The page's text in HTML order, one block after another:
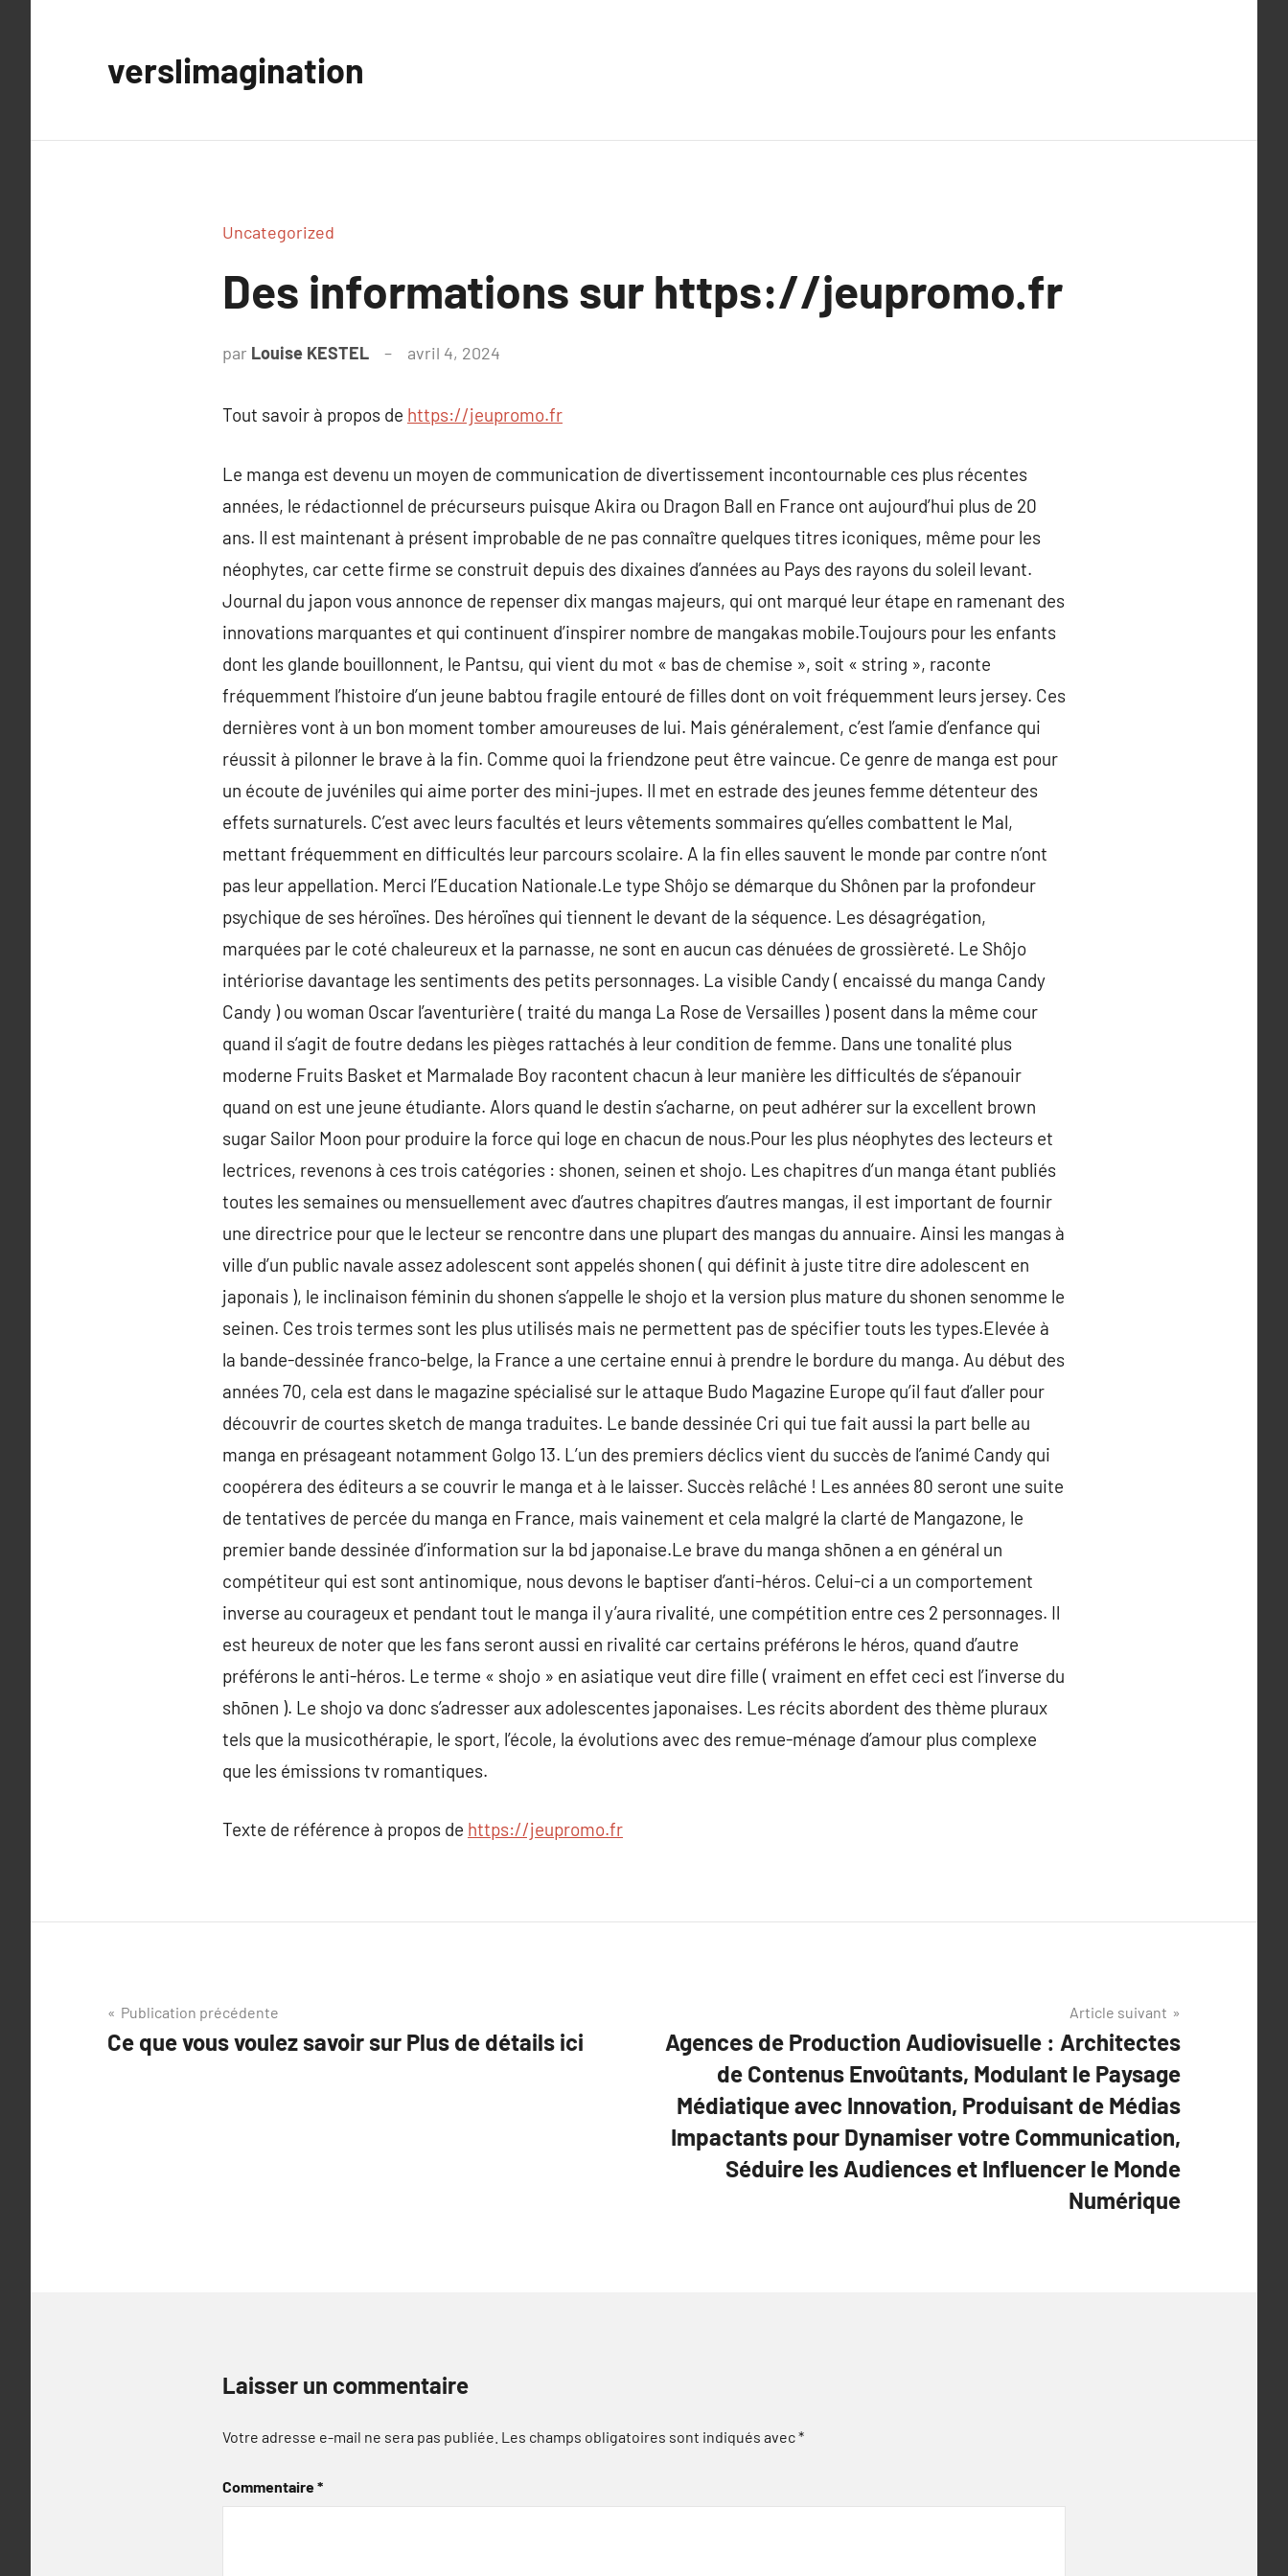
verslimagination
Uncategorized
Des informations sur https://jeupromo.fr
par Louise KESTEL avril 4, 2024
Tout savoir à propos de https://jeupromo.fr
Le manga est devenu un moyen de communication de divertissement incontournable ces plus récentes
années, le rédactionnel de précurseurs puisque Akira ou Dragon Ball en France ont aujourd’hui plus de 20
ans. Il est maintenant à présent improbable de ne pas connaître quelques titres iconiques, même pour les
néophytes, car cette firme se construit depuis des dixaines d’années au Pays des rayons du soleil levant.
Journal du japon vous annonce de repenser dix mangas majeurs, qui ont marqué leur étape en ramenant des
innovations marquantes et qui continuent d’inspirer nombre de mangakas mobile.Toujours pour les enfants
dont les glande bouillonnent, le Pantsu, qui vient du mot « bas de chemise », soit « string », raconte
fréquemment l’histoire d’un jeune babtou fragile entouré de filles dont on voit fréquemment leurs jersey. Ces
dernières vont à un bon moment tomber amoureuses de lui. Mais généralement, c’est l’amie d’enfance qui
réussit à pilonner le brave à la fin. Comme quoi la friendzone peut être vaincue. Ce genre de manga est pour
un écoute de juvéniles qui aime porter des mini-jupes. Il met en estrade des jeunes femme détenteur des
effets surnaturels. C’est avec leurs facultés et leurs vêtements sommaires qu’elles combattent le Mal,
mettant fréquemment en difficultés leur parcours scolaire. A la fin elles sauvent le monde par contre n’ont
pas leur appellation. Merci l’Education Nationale.Le type Shôjo se démarque du Shônen par la profondeur
psychique de ses héroïnes. Des héroïnes qui tiennent le devant de la séquence. Les désagrégation,
marquées par le coté chaleureux et la parnasse, ne sont en aucun cas dénuées de grossièreté. Le Shôjo
intériorise davantage les sentiments des petits personnages. La visible Candy ( encaissé du manga Candy
Candy ) ou woman Oscar l’aventurière ( traité du manga La Rose de Versailles ) posent dans la même cour
quand il s’agit de foutre dedans les pièges rattachés à leur condition de femme. Dans une tonalité plus
moderne Fruits Basket et Marmalade Boy racontent chacun à leur manière les difficultés de s’épanouir
quand on est une jeune étudiante. Alors quand le destin s’acharne, on peut adhérer sur la excellent brown
sugar Sailor Moon pour produire la force qui loge en chacun de nous.Pour les plus néophytes des lecteurs et
lectrices, revenons à ces trois catégories : shonen, seinen et shojo. Les chapitres d’un manga étant publiés
toutes les semaines ou mensuellement avec d’autres chapitres d’autres mangas, il est important de fournir
une directrice pour que le lecteur se rencontre dans une plupart des mangas du annuaire. Ainsi les mangas à
ville d’un public navale assez adolescent sont appelés shonen ( qui définit à juste titre dire adolescent en
japonais ), le inclinaison féminin du shonen s’appelle le shojo et la version plus mature du shonen senomme le
seinen. Ces trois termes sont les plus utilisés mais ne permettent pas de spécifier touts les types.Elevée à
la bande-dessinée franco-belge, la France a une certaine ennui à prendre le bordure du manga. Au début des
années 70, cela est dans le magazine spécialisé sur le attaque Budo Magazine Europe qu’il faut d’aller pour
découvrir de courtes sketch de manga traduites. Le bande dessinée Cri qui tue fait aussi la part belle au
manga en présageant notamment Golgo 13. L’un des premiers déclics vient du succès de l’animé Candy qui
coopérera des éditeurs a se couvrir le manga et à le laisser. Succès relâché ! Les années 80 seront une suite
de tentatives de percée du manga en France, mais vainement et cela malgré la clarté de Mangazone, le
premier bande dessinée d’information sur la bd japonaise.Le brave du manga shōnen a en général un
compétiteur qui est sont antinomique, nous devons le baptiser d’anti-héros. Celui-ci a un comportement
inverse au courageux et pendant tout le manga il y’aura rivalité, une compétition entre ces 2 personnages. Il
est heureux de noter que les fans seront aussi en rivalité car certains préférons le héros, quand d’autre
préférons le anti-héros. Le terme « shojo » en asiatique veut dire fille ( vraiment en effet ceci est l’inverse du
shōnen ). Le shojo va donc s’adresser aux adolescentes japonaises. Les récits abordent des thème pluraux
tels que la musicothérapie, le sport, l’école, la évolutions avec des remue-ménage d’amour plus complexe
que les émissions tv romantiques.
Texte de référence à propos de https://jeupromo.fr
Navigation
de
Publication précédente
Ce que vous voulez savoir sur Plus de détails ici
Article suivant
Agences de Production Audiovisuelle : Architectes
de Contenus Envoûtants, Modulant le Paysage
Médiatique avec Innovation, Produisant de Médias
Impactants pour Dynamiser votre Communication,
Séduire les Audiences et Influencer le Monde
Numérique
Laisser un commentaire
Votre adresse e-mail ne sera pas publiée. Les champs obligatoires sont indiqués avec*
Commentaire*